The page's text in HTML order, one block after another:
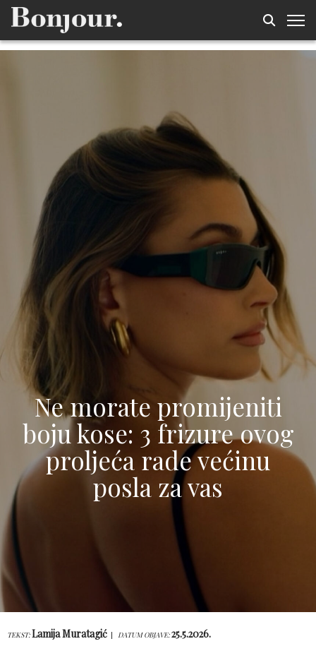
Ne morate promijeniti
boju kose: 3 frizure ovog
proljeća rade većinu
posla za vas
TEKST:Lamija Muratagić DATUM OBJAVE:25.5.2026.